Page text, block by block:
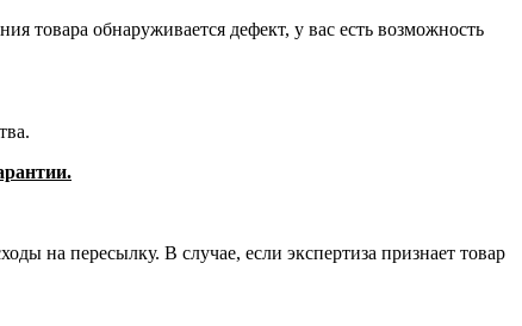
товара обнаруживается дефект, у вас есть возможность
на пересылку. В случае, если экспертиза признает товар